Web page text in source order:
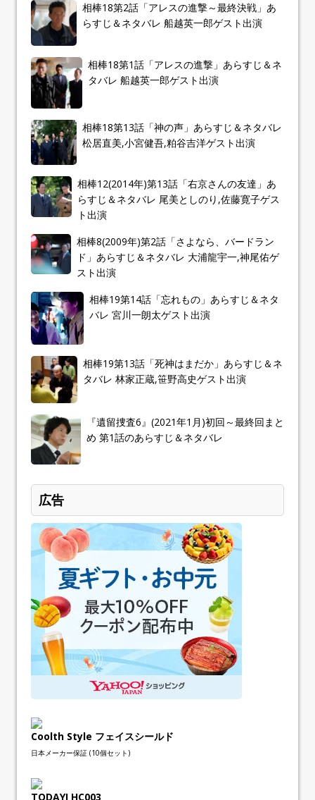
相棒18第2話「アレスの進撃～最終決戦」あ
らすじ＆ネタバレ 船越英一郎ゲスト出演
相棒18第1話「アレスの進撃」あらすじ＆ネ
タバレ 船越英一郎ゲスト出演
相棒18第13話「神の声」あらすじ＆ネタバレ
松居直美,小宮健吾,粕谷吉洋ゲスト出演
相棒12(2014年)第13話「右京さんの友達」あ
らすじ＆ネタバレ 尾美としのり,佐藤寛子ゲス
ト出演
相棒8(2009年)第2話「さよなら、バードラン
ド」あらすじ＆ネタバレ 大浦龍宇一,神尾佑ゲ
スト出演
相棒19第14話「忘れもの」あらすじ＆ネタ
バレ 宮川一朗太ゲスト出演
相棒19第13話「死神はまだか」あらすじ＆ネ
タバレ 林家正蔵,笹野高史ゲスト出演
『遺留捜査6』(2021年1月)初回～最終回まと
め 第1話のあらすじ＆ネタバレ
広告
Coolth Style フェイスシールド
日本メーカー保証 (10個セット)
TODAYI HC003